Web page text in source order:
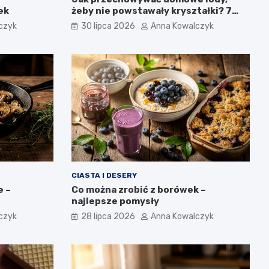
żeby nie powstawały kryształki? 7
najważniejszych zasad.
30 lipca 2026 Anna Kowalczyk
–
CIASTA I DESERY
Co można zrobić z borówek –
najlepsze pomysły
28 lipca 2026 Anna Kowalczyk